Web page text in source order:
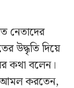
নেতাদের
উদ্ধৃতি দিয়ে
কথা বলেন।
আমল করতেন,